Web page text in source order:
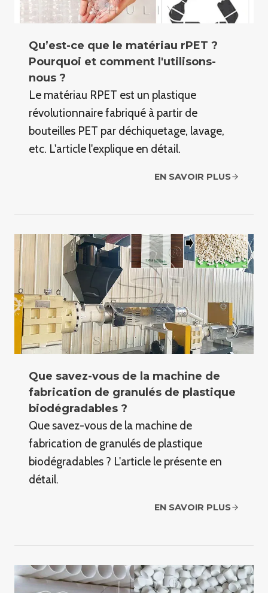
Qu’est-ce que le matériau rPET ?
Pourquoi et comment l'utilisons-
nous ?
Le matériau RPET est un plastique
révolutionnaire fabriqué à partir de
bouteilles PET par déchiquetage, lavage,
etc. L'article l'explique en détail.
EN SAVOIR PLUS
Que savez-vous de la machine de
fabrication de granulés de plastique
biodégradables ?
Que savez-vous de la machine de
fabrication de granulés de plastique
biodégradables ? L'article le présente en
détail.
EN SAVOIR PLUS